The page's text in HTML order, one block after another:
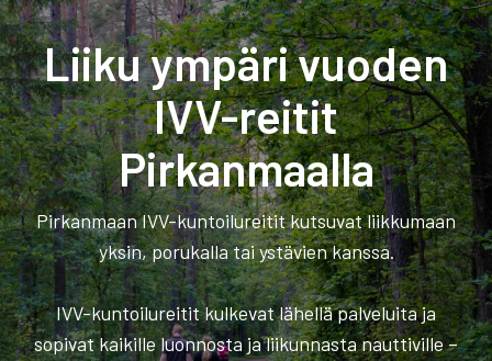
Liiku ympäri vuoden
IVV-reitit
Pirkanmaalla
Pirkanmaan IVV-kuntoilureitit kutsuvat liikkumaan
yksin, porukalla tai ystävien kanssa.
IVV-kuntoilureitit kulkevat lähellä palveluita ja
sopivat kaikille luonnosta ja liikunnasta nauttiville –